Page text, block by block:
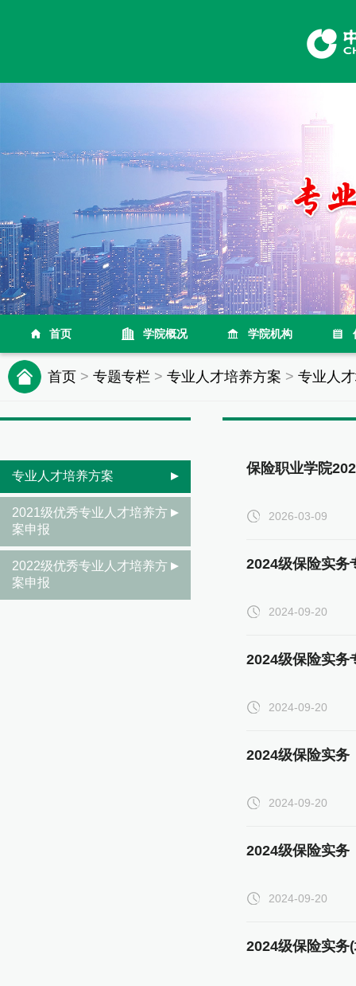
首页 学院概况 学院机构
首页 > 专题专栏 > 专业人才培养方案 > 专业人
保险职业学院
2026-03-09
2024级保险实务
2024-09-20
2024级保险实务
2024-09-20
2024级保险实务
2024-09-20
2024级保险实务
2024-09-20
2024级保险实务
专业人才培养方案
2021级优秀专业人才培养方
案申报
2022级优秀专业人才培养方
案申报